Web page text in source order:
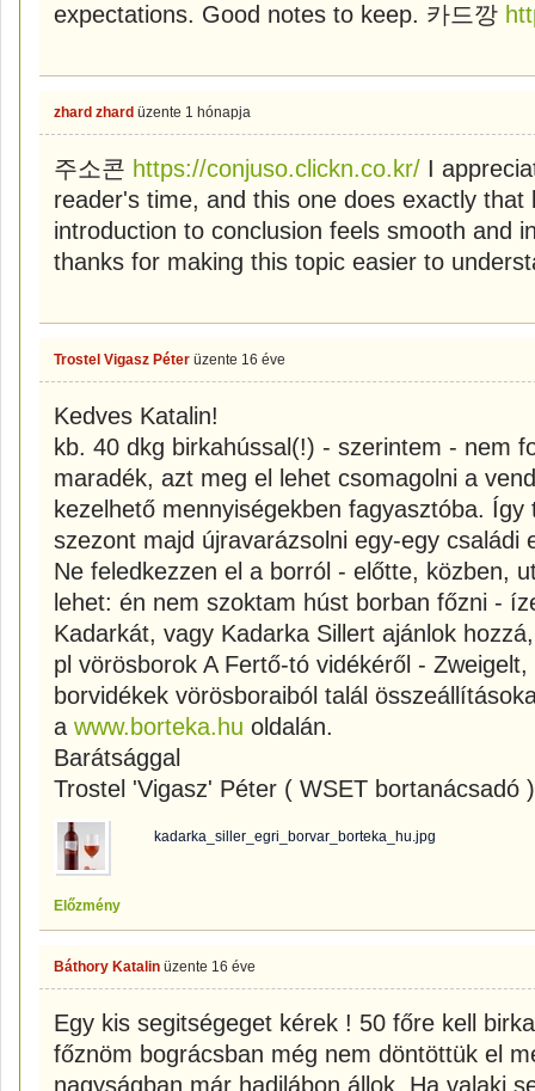
expectations. Good notes to keep. 카드깡
zhard zhard üzente 1 hónapja
주소콘 https://conjuso.clickn.co.kr/ I
reader's time, and this one does exactly that
introduction to conclusion feels smooth and
thanks for making this topic easier to
Trostel Vigasz Péter üzente 16 éve
Kedves Katalin!
kb. 40 dkg birkahússal(!) - szerintem - nem
maradék, azt meg el lehet csomagolni a
kezelhető mennyiségekben fagyasztóba.
szezont majd újravarázsolni egy-egy családi
Ne feledkezzen el a borról - előtte, közben,
lehet: én nem szoktam húst borban főzni -
Kadarkát, vagy Kadarka Sillert ajánlok
pl vörösborok A Fertő-tó vidékéről -
borvidékek vörösboraiból talál
a www.borteka.hu oldalán.
Barátsággal
Trostel 'Vigasz' Péter ( WSET bortanácsadó )
kadarka_siller_egri_borvar_borteka_hu.jpg
Előzmény
Báthory Katalin üzente 16 éve
Egy kis segitségeget kérek ! 50 főre kell
főznöm bográcsban még nem döntöttük el
nagyságban már hadilábon állok. Ha valaki